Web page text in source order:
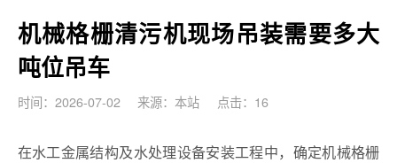
机械格栅清污机现场吊装需要多大
吨位吊车
时间：2026-07-02 来源：本站 点击：16
在水工金属结构及水处理设备安装工程中，确定机械格栅